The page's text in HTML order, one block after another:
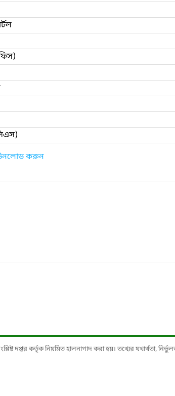
করুন
দপ্তর কর্তৃক নিয়মিত হালনাগাদ করা হয়। তথ্যের যথার্থতা,